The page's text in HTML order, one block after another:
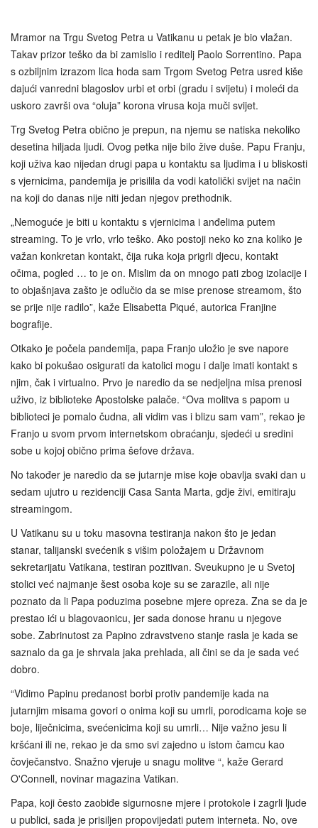
Mramor na Trgu Svetog Petra u Vatikanu u petak je bio vlažan.
Takav prizor teško da bi zamislio i reditelj Paolo Sorrentino. Papa
s ozbiljnim izrazom lica hoda sam Trgom Svetog Petra usred kiše
dajući vanredni blagoslov urbi et orbi (gradu i svijetu) i moleći da
uskoro završi ova “oluja” korona virusa koja muči svijet.
Trg Svetog Petra obično je prepun, na njemu se natiska nekoliko
desetina hiljada ljudi. Ovog petka nije bilo žive duše. Papu Franju,
koji uživa kao nijedan drugi papa u kontaktu sa ljudima i u bliskosti
s vjernicima, pandemija je prisilila da vodi katolički svijet na način
na koji do danas nije niti jedan njegov prethodnik.
„Nemoguće je biti u kontaktu s vjernicima i anđelima putem
streaming. To je vrlo, vrlo teško. Ako postoji neko ko zna koliko je
važan konkretan kontakt, čija ruka koja prigrli djecu, kontakt
očima, pogled … to je on. Mislim da on mnogo pati zbog izolacije i
to objašnjava zašto je odlučio da se mise prenose streamom, što
se prije nije radilo”, kaže Elisabetta Piqué, autorica Franjine
bografije.
Otkako je počela pandemija, papa Franjo uložio je sve napore
kako bi pokušao osigurati da katolici mogu i dalje imati kontakt s
njim, čak i virtualno. Prvo je naredio da se nedjeljna misa prenosi
uživo, iz biblioteke Apostolske palače. “Ova molitva s papom u
biblioteci je pomalo čudna, ali vidim vas i blizu sam vam”, rekao je
Franjo u svom prvom internetskom obraćanju, sjedeći u sredini
sobe u kojoj obično prima šefove država.
No također je naredio da se jutarnje mise koje obavlja svaki dan u
sedam ujutro u rezidenciji Casa Santa Marta, gdje živi, ​​emitiraju
streamingom.
U Vatikanu su u toku masovna testiranja nakon što je jedan
stanar, talijanski svećenik s višim položajem u Državnom
sekretarijatu Vatikana, testiran pozitivan. Sveukupno je u Svetoj
stolici već najmanje šest osoba koje su se zarazile, ali nije
poznato da li Papa poduzima posebne mjere opreza. Zna se da je
prestao ići u blagovaonicu, jer sada donose hranu u njegove
sobe. Zabrinutost za Papino zdravstveno stanje rasla je kada se
saznalo da ga je shrvala jaka prehlada, ali čini se da je sada već
dobro.
“Vidimo Papinu predanost borbi protiv pandemije kada na
jutarnjim misama govori o onima koji su umrli, porodicama koje se
boje, liječnicima, svećenicima koji su umrli… Nije važno jesu li
kršćani ili ne, rekao je da smo svi zajedno u istom čamcu kao
čovječanstvo. Snažno vjeruje u snagu molitve “, kaže Gerard
O'Connell, novinar magazina Vatikan.
Papa, koji često zaobiđe sigurnosne mjere i protokole i zagrli ljude
u publici, sada je prisiljen propovijedati putem interneta. No, ove